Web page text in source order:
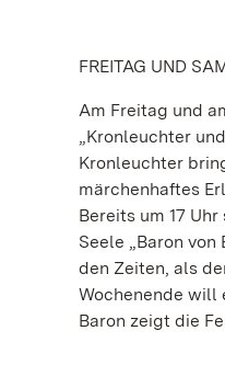
FREITAG UND
Am Freitag und
„Kronleuchter
Kronleuchter
märchenhaftes
Bereits um 17
Seele „Baron
den Zeiten, als
Wochenende will
Baron zeigt die